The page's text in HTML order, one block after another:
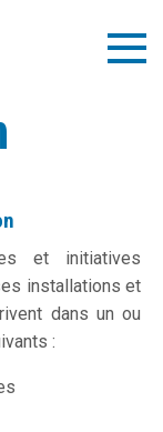
et initiatives
installations et
dans un ou
: